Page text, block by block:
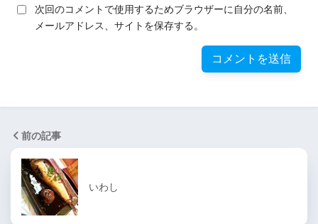
次回のコメントで使用するためブラウザーに自分の名前、
メールアドレス、サイトを保存する。
前の記事
いわし